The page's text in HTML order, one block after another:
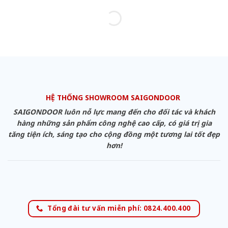
HỆ THỐNG SHOWROOM SAIGONDOOR
SAIGONDOOR luôn nỗ lực mang đến cho đối tác và khách
hàng những sản phẩm công nghệ cao cấp, có giá trị gia
tăng tiện ích, sáng tạo cho cộng đồng một tương lai tốt đẹp
hơn!
Tổng đài tư vấn miễn phí: 0824.400.400